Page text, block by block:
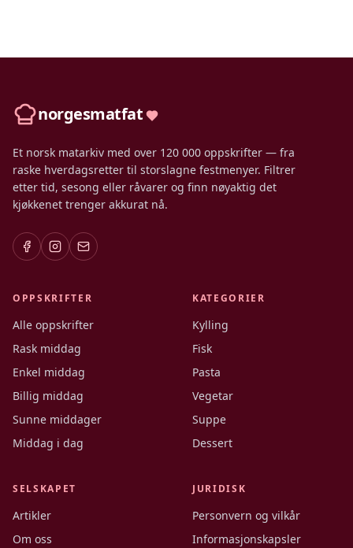
norgesmatfat
Et norsk matarkiv med over 120 000 oppskrifter — fra
raske hverdagsretter til storslagne festmenyer. Filtrer
etter tid, sesong eller råvarer og finn nøyaktig det
kjøkkenet trenger akkurat nå.
OPPSKRIFTER
Alle oppskrifter
Rask middag
Enkel middag
Billig middag
Sunne middager
Middag i dag
KATEGORIER
Kylling
Fisk
Pasta
Vegetar
Suppe
Dessert
SELSKAPET
Artikler
Om oss
JURIDISK
Personvern og vilkår
Informasjonskapsler